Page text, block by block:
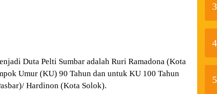
Duta Pelti Sumbar adalah Ruri Ramadona (Kota
Umur (KU) 90 Tahun dan untuk KU 100 Tahun
Hardinon (Kota Solok).
3
4
5